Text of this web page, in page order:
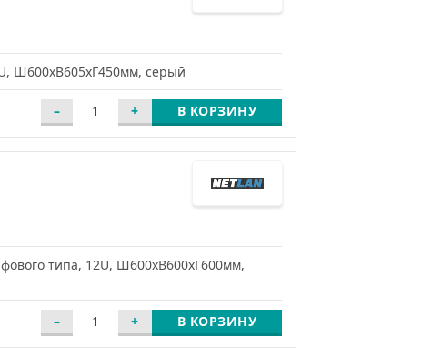
Ш600хВ605хГ450мм, серый
В КОРЗИНУ
типа, 12U, Ш600хВ600хГ600мм,
В КОРЗИНУ